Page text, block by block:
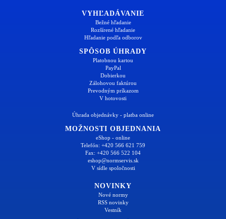
VYHĽADÁVANIE
Bežné hľadanie
Rozšírené hľadanie
Hľadanie podľa odborov
SPÔSOB ÚHRADY
Platobnou kartou
PayPal
Dobierkou
Zálohovou faktúrou
Prevodným príkazom
V hotovosti
Úhrada objednávky - platba online
MOŽNOSTI OBJEDNANIA
eShop - online
Telefón: +420 566 621 759
Fax: +420 566 522 104
eshop@normservis.sk
V sídle spoločnosti
NOVINKY
Nové normy
RSS novinky
Vestník